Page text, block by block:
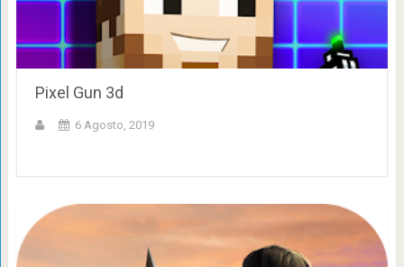
Pixel Gun 3d
6 Agosto, 2019